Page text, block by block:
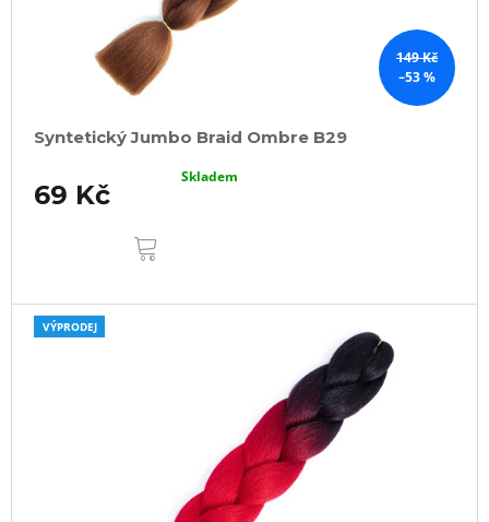
149 Kč
–53 %
Syntetický Jumbo Braid Ombre B29
69 Kč
Skladem
VÝPRODEJ